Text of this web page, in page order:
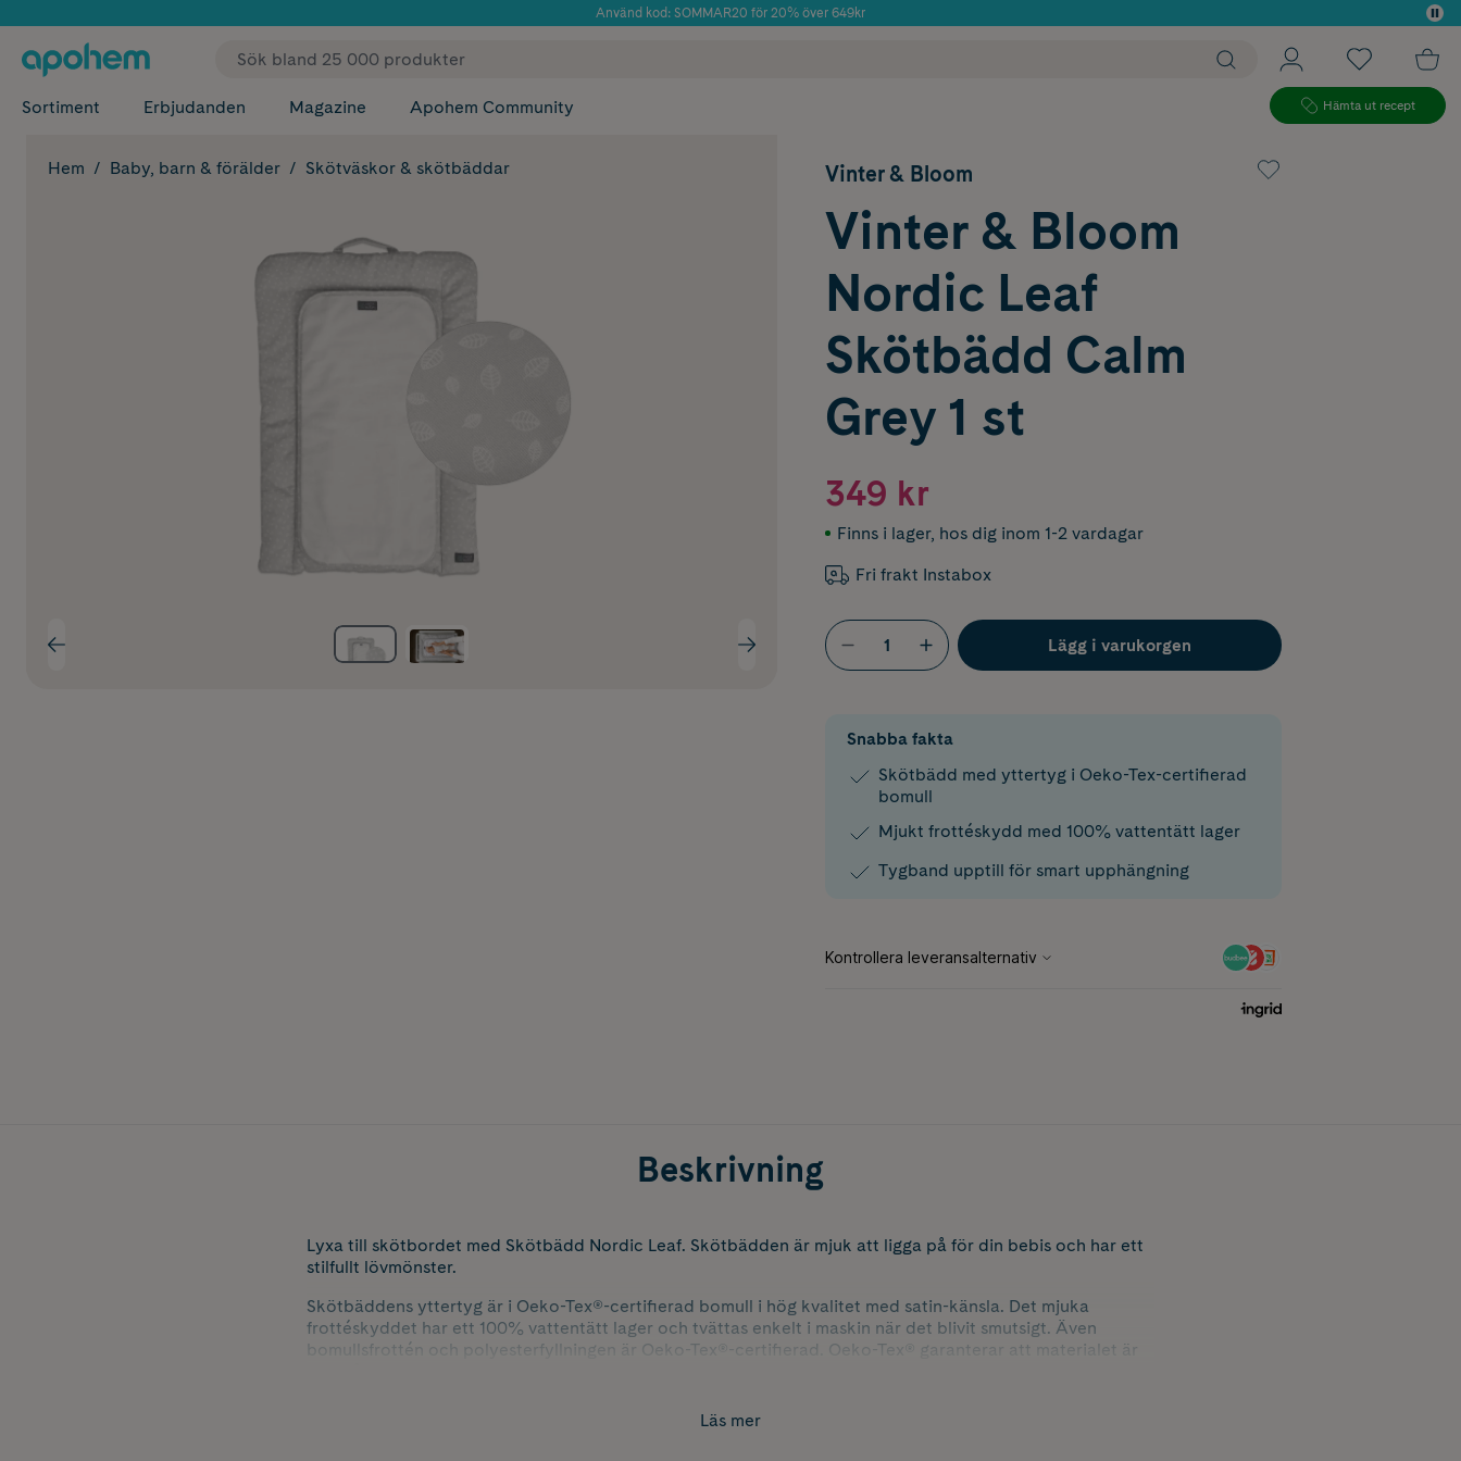
Använd kod: SOMMAR20 för 20% över 649kr
✓ Fri frakt
Sortiment Erbjudanden Magazine Apohem Community Hämta ut recept
Hem Baby, barn & förälder Skötväskor & skötbäddar Vinter & Bloom
Vinter & Bloom
Nordic Leaf
Skötbädd Calm
Grey 1 st
349 kr
Finns i lager, hos dig inom 1-2 vardagar
Fri frakt Instabox
Lägg i varukorgen
Snabba fakta
Skötbädd med yttertyg i Oeko-Tex-certifierad
bomull
Mjukt frottéskydd med 100% vattentätt lager
Tygband upptill för smart upphängning
Beskrivning
Lyxa till skötbordet med Skötbädd Nordic Leaf. Skötbädden är mjuk att ligga på för din bebis och har ett
stilfullt lövmönster.
Skötbäddens yttertyg är i Oeko-Tex®-certifierad bomull i hög kvalitet med satin-känsla. Det mjuka
frottéskyddet har ett 100% vattentätt lager och tvättas enkelt i maskin när det blivit smutsigt. Även
bomullsfrottén och polyesterfyllningen är Oeko-Tex®-certifierad. Oeko-Tex® garanterar att materialet är
Läs mer